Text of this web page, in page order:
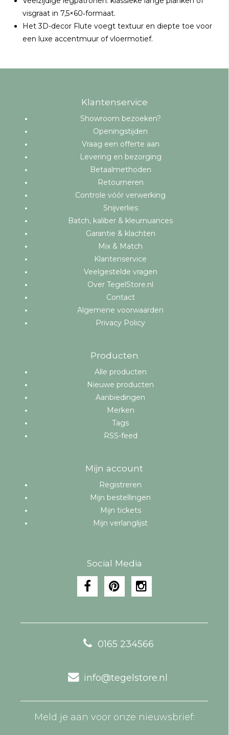
visgraat in 7,5×60‑formaat.
Het 3D-decor Flute voegt textuur en diepte toe voor
een luxe accentmuur of vloermotief.
Klantenservice
Showroom bezoeken?
Openingstijden
Vraag een offerte aan
Levering en bezorging
Betaalmethoden
Retourneren
Controle vóór verwerking
Snijverlies
Batch, kaliber & kleurnuances
Garantie & klachten
Mix & Match
Klantenservice
Veelgestelde vragen
Over TegelStore.nl
Contact
Algemene voorwaarden
Privacy Policy
Producten
Alle producten
Nieuwe producten
Aanbiedingen
Merken
Tags
RSS-feed
Mijn account
Registreren
Mijn bestellingen
Mijn tickets
Mijn verlanglijst
Social Media
0165 234566
info@tegelstore.nl
Meld je aan voor onze nieuwsbrief: